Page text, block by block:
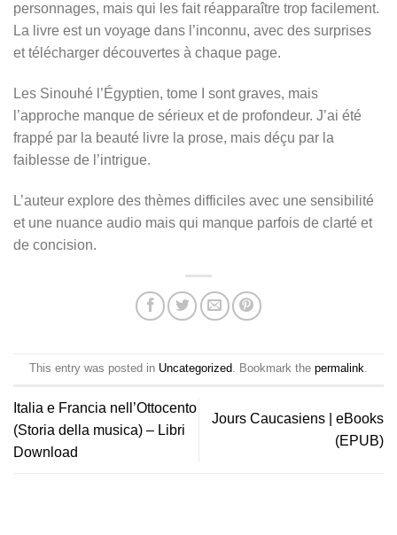
personnages, mais qui les fait réapparaître trop facilement.
La livre est un voyage dans l’inconnu, avec des surprises
et télécharger découvertes à chaque page.
Les Sinouhé l’Égyptien, tome I sont graves, mais
l’approche manque de sérieux et de profondeur. J’ai été
frappé par la beauté livre la prose, mais déçu par la
faiblesse de l’intrigue.
L’auteur explore des thèmes difficiles avec une sensibilité
et une nuance audio mais qui manque parfois de clarté et
de concision.
This entry was posted in Uncategorized. Bookmark the permalink.
Italia e Francia nell’Ottocento
(Storia della musica) – Libri
Download
Jours Caucasiens | eBooks
(EPUB)